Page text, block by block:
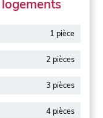
1 pièce
2 pièces
3 pièces
4 pièces